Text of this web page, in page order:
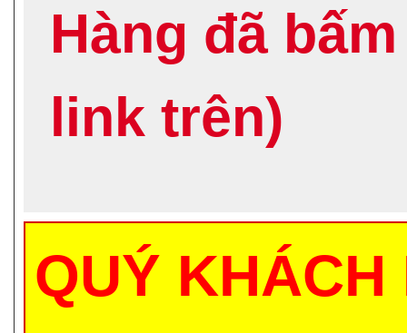
Hàng đã
link trên)
QUÝ